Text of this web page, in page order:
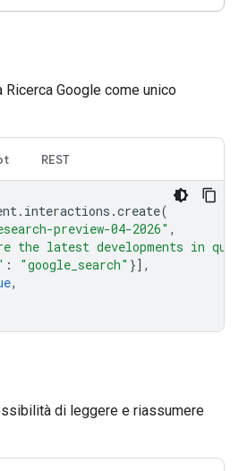
Google come unico
REST
. interactions .create(
preview-04-2026" ,
the latest developments in
: "google_search" }],
,
di leggere e riassumere